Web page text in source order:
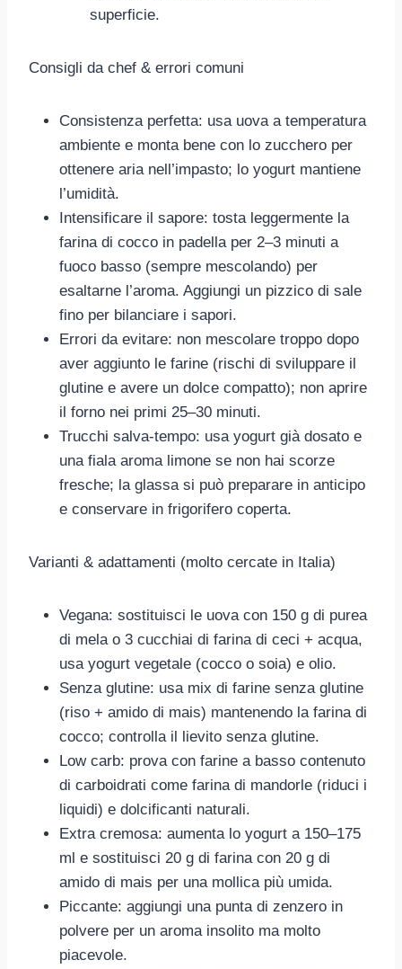
superficie.
Consigli da chef & errori comuni
Consistenza perfetta: usa uova a temperatura
ambiente e monta bene con lo zucchero per
ottenere aria nell’impasto; lo yogurt mantiene
l’umidità.
Intensificare il sapore: tosta leggermente la
farina di cocco in padella per 2–3 minuti a
fuoco basso (sempre mescolando) per
esaltarne l’aroma. Aggiungi un pizzico di sale
fino per bilanciare i sapori.
Errori da evitare: non mescolare troppo dopo
aver aggiunto le farine (rischi di sviluppare il
glutine e avere un dolce compatto); non aprire
il forno nei primi 25–30 minuti.
Trucchi salva-tempo: usa yogurt già dosato e
una fiala aroma limone se non hai scorze
fresche; la glassa si può preparare in anticipo
e conservare in frigorifero coperta.
Varianti & adattamenti (molto cercate in Italia)
Vegana: sostituisci le uova con 150 g di purea
di mela o 3 cucchiai di farina di ceci + acqua,
usa yogurt vegetale (cocco o soia) e olio.
Senza glutine: usa mix di farine senza glutine
(riso + amido di mais) mantenendo la farina di
cocco; controlla il lievito senza glutine.
Low carb: prova con farine a basso contenuto
di carboidrati come farina di mandorle (riduci i
liquidi) e dolcificanti naturali.
Extra cremosa: aumenta lo yogurt a 150–175
ml e sostituisci 20 g di farina con 20 g di
amido di mais per una mollica più umida.
Piccante: aggiungi una punta di zenzero in
polvere per un aroma insolito ma molto
piacevole.